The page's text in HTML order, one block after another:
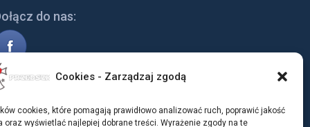
Cookies - Zarządzaj zgodą
cookies, które pomagają prawidłowo analizować ruch, poprawić jakość
oraz wyświetlać najlepiej dobrane treści. Wyrażenie zgody na te
do nas: